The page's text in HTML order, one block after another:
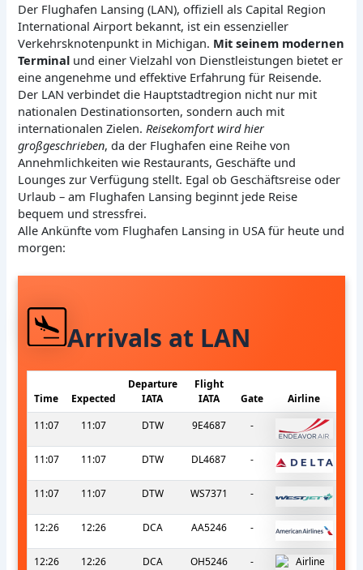
Der Flughafen Lansing (LAN), offiziell als Capital Region
International Airport bekannt, ist ein essenzieller
Verkehrsknotenpunkt in Michigan. Mit seinem modernen
Terminal und einer Vielzahl von Dienstleistungen bietet er
eine angenehme und effektive Erfahrung für Reisende.
Der LAN verbindet die Hauptstadtregion nicht nur mit
nationalen Destinationsorten, sondern auch mit
internationalen Zielen.Reisekomfort wird hier
großgeschrieben, da der Flughafen eine Reihe von
Annehmlichkeiten wie Restaurants, Geschäfte und
Lounges zur Verfügung stellt. Egal ob Geschäftsreise oder
Urlaub – am Flughafen Lansing beginnt jede Reise
bequem und stressfrei.
Alle Ankünfte vom Flughafen Lansing in USA für heute und
morgen:
Arrivals at LAN
Time Expected
Departure
IATA
Flight
IATA
Gate
Airline
11:07
11:07 DTW 9E4687 -
11:07 11:07 DTW DL4687 -
11:07 11:07 DTW WS7371 -
12:26 12:26 DCA AA5246 -
12:26 12:26 DCA OH5246 -